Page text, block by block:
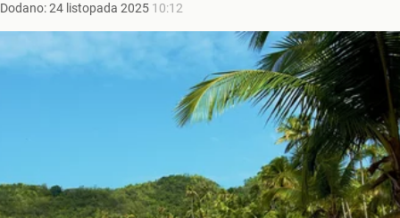
Dodano:24 listopada 2025 10:12